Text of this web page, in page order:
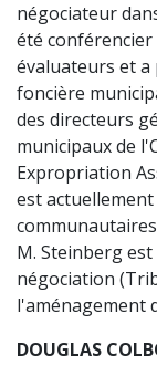
négociateur
été
évaluateurs et a
foncière
des directeurs
municipaux de
Expropriation
est
M. Steinberg
négociation
l'aménagement
DOUGLAS